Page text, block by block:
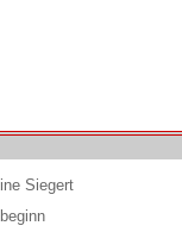
Siegert